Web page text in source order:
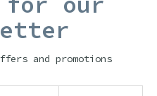
and promotions